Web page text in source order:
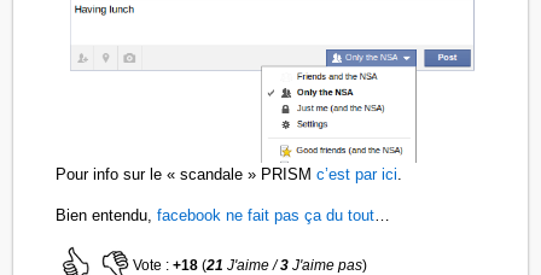
Pour info sur le « scandale » PRISMc’est par ici
Bien entendu,facebook ne fait pas ça du tout…
Vote :+18 (21J'aime /3 J'aime pas)